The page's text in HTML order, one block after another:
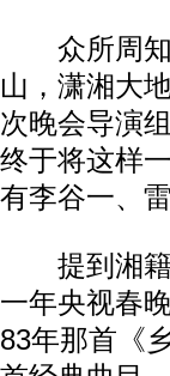
众所周知
山，潇湘大
次晚会导演
终于将这样
有李谷一、
提到湘籍
一年央视春
83年那首《